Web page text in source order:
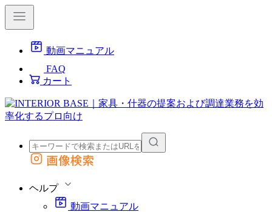
動画マニュアル
FAQ
カート
外部サイトの商品をカートに追加
画像検索
ヘルプ
動画マニュアル